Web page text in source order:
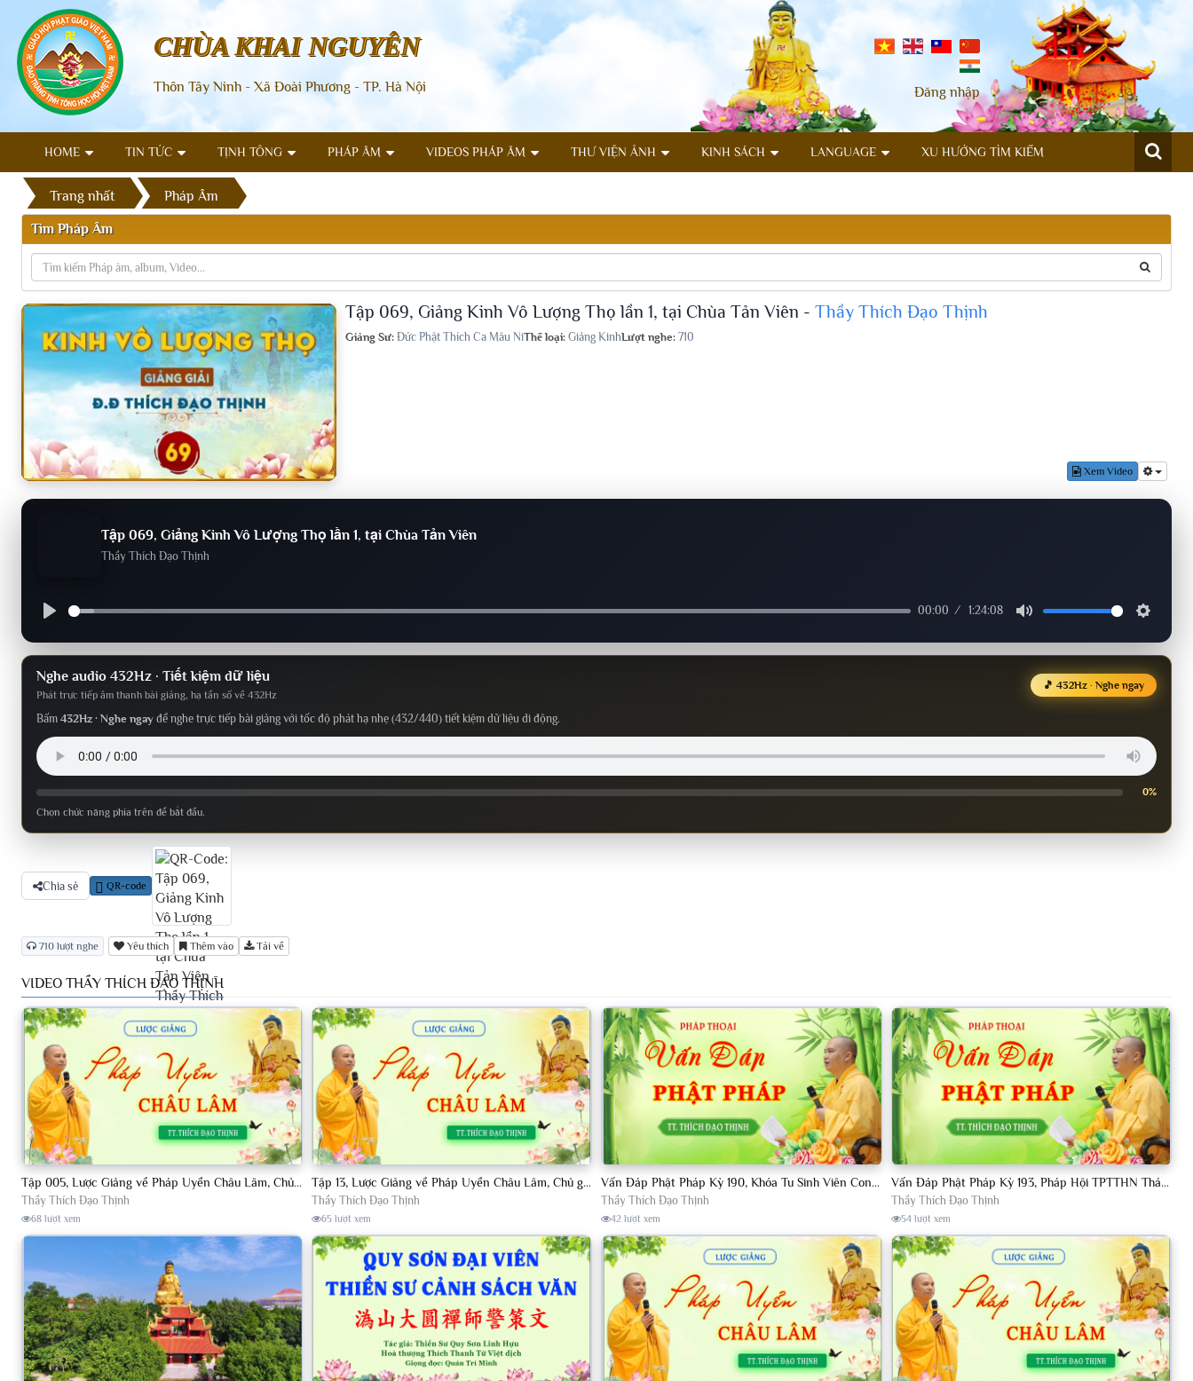
Đăng nhập
CHÙA KHAI NGUYÊN
Thôn Tây Ninh - Xã Đoài Phương - TP. Hà Nội
HOME TIN TỨC TỊNH TÔNG PHÁP ÂM VIDEOS PHÁP ÂM THƯ VIỆN ẢNH KINH SÁCH LANGUAGE XU HƯỚNG TÌM KIẾM
Trang nhất Pháp Âm
Tìm Pháp Âm
Tập 069, Giảng Kinh Vô Lượng Thọ lần 1, tại Chùa Tản Viên - Thầy Thích Đạo Thịnh
Giảng Sư: Đức Phật Thích Ca Mâu NiThể loại: Giảng KinhLượt nghe: 710
Xem Video
Tập 069, Giảng Kinh Vô Lượng Thọ lần 1, tại Chùa Tản Viên
Thầy Thích Đạo Thịnh
00:00 1:24:08
Nghe audio 432Hz · Tiết kiệm dữ liệu
Phát trực tiếp âm thanh bài giảng, hạ tần số về 432Hz
🎵 432Hz · Nghe ngay
Bấm 432Hz · Nghe ngay để nghe trực tiếp bài giảng với tốc độ phát hạ nhẹ (432/440) tiết kiệm dữ liệu di động.
0%
Chọn chức năng phía trên để bắt đầu.
Chia sẻ QR-code
710 lượt nghe Yêu thích Thêm vào Tải về
VIDEO THẦY THÍCH ĐẠO THỊNH
Tập 005, Lược Giảng về Pháp Uyển Châu Lâm, Chủ giảng TT Thích Đạo Thịnh
Thầy Thích Đạo Thịnh
68 lượt xem
Tập 13, Lược Giảng về Pháp Uyển Châu Lâm, Chủ giảng TT Thích Đạo Thịnh
Thầy Thích Đạo Thịnh
65 lượt xem
Vấn Đáp Phật Pháp Kỳ 190, Khóa Tu Sinh Viên Con Kể Bụt Nghe Tháng 05, 2023 TT. Thích Đạo Thịnh - CKN
Thầy Thích Đạo Thịnh
42 lượt xem
Vấn Đáp Phật Pháp Kỳ 193, Pháp Hội TPTTHN Tháng 04/2023 TT. Thích Đạo Thịnh - CKN
Thầy Thích Đạo Thịnh
54 lượt xem